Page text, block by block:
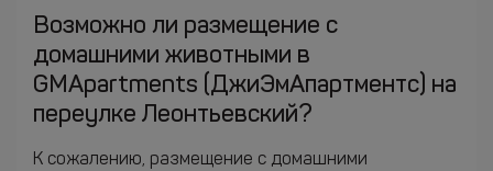
Возможно ли размещение с
домашними животными в
GMApartments (ДжиЭмАпартментс) на
переулке Леонтьевский?
К сожалению, размещение с домашними